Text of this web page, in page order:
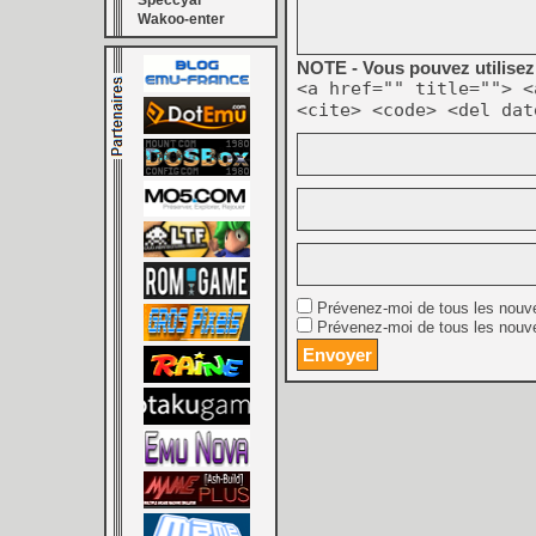
Wakoo-enter
NOTE - Vous pouvez
<a href="" title="">
<cite> <code> <del
Prévenez-moi de tous les
Prévenez-moi de tous les